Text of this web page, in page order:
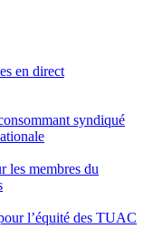
en direct
syndiqué
les membres du
l’équité des TUAC